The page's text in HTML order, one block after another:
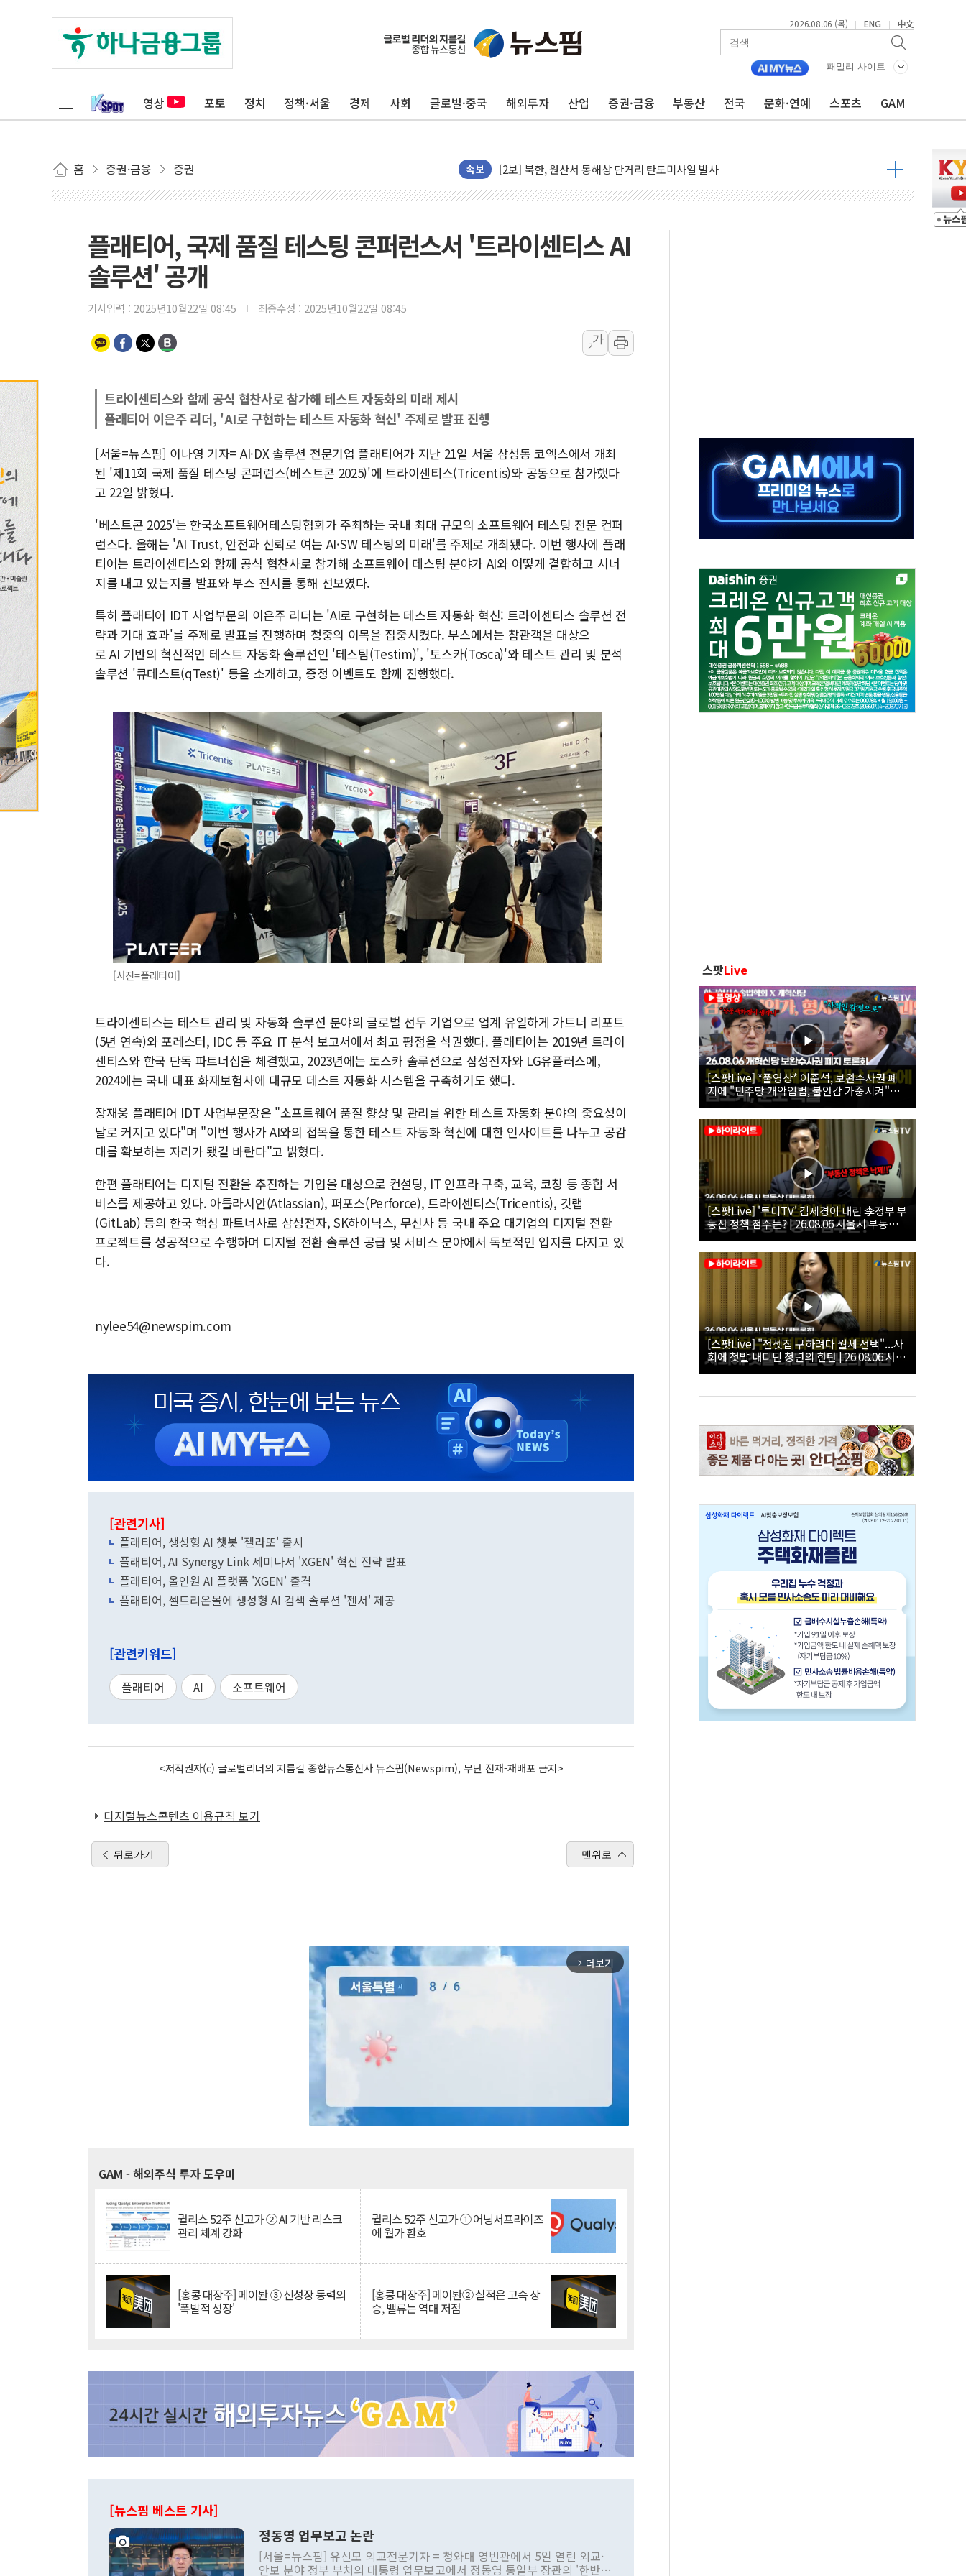
2026.08.06 (목) | ENG | 中文
패밀리 사이트
영상 포토 정치 정책·서울 경제 사회 글로벌·중국 해외투자 산업 증권·금융 부동산 전국 문화·연예 스포츠 GAM
홈 증권·금융 증권 속보
[코인 시황] 비트코인, ETF 자금 유입에도 박스권…美 암호화폐 법안 처리 여부도 변수
[르포] 39도 폭염 속 잠실 개표소 시위 '62일째'..."대부분 여기서 상주"
빚투·레버리지 줄었지만, 반도체 두 종목에 코스피 '휘청'
양주 가전제품 창고서 화재…차량 3대·건물 1동 전소
종로·중구 오피스 78%가 준공 10년 이상…리뉴얼이 경쟁력 가른다
법원, '관저 이전 봐주기 감사' 유병호 구속적부심 기각
우크라, 러 탄도미사일 공격에 속수무책… 패트리엇 미사일 지원, 작년의 3분의 1
"5.18은 북한 지령" 설교한 목사 불구속 송치
개혁신당 "민주, '盧 수사' 악연으로 형사사법 틀 바꿔…국민 불안감 가중"
CJ온스타일, 2분기 영업익 260억원…전년 比 21.2%↑
[IPO] 니어스랩 "피지컬 AI 자율비행 기술로 글로벌 방산 시장 공략"
플래티어, 국제 품질 테스팅 콘퍼런스서 '트라이센티스 AI
솔루션' 공개
기사입력 : 2025년10월22일 08:45 최종수정 : 2025년10월22일 08:45
가
가
트라이센티스와 함께 공식 협찬사로 참가해 테스트 자동화의 미래 제시
플래티어 이은주 리더, 'AI로 구현하는 테스트 자동화 혁신' 주제로 발표 진행
[서울=뉴스핌] 이나영 기자= AI·DX 솔루션 전문기업 플래티어가 지난 21일 서울 삼성동 코엑스에서 개최
된 '제11회 국제 품질 테스팅 콘퍼런스(베스트콘 2025)'에 트라이센티스(Tricentis)와 공동으로 참가했다
고 22일 밝혔다.
'베스트콘 2025'는 한국소프트웨어테스팅협회가 주최하는 국내 최대 규모의 소프트웨어 테스팅 전문 컨퍼
런스다. 올해는 'AI Trust, 안전과 신뢰로 여는 AI·SW 테스팅의 미래'를 주제로 개최됐다. 이번 행사에 플래
티어는 트라이센티스와 함께 공식 협찬사로 참가해 소프트웨어 테스팅 분야가 AI와 어떻게 결합하고 시너
지를 내고 있는지를 발표와 부스 전시를 통해 선보였다.
특히 플래티어 IDT 사업부문의 이은주 리더는 'AI로 구현하는 테스트 자동화 혁신: 트라이센티스 솔루션 전
략과 기대 효과'를 주제로 발표를 진행하며 청중의 이목을 집중시켰다. 부스에서는 참관객을 대상으
로 AI 기반의 혁신적인 테스트 자동화 솔루션인 '테스팀(Testim)', '토스카(Tosca)'와 테스트 관리 및 분석
솔루션 '큐테스트(qTest)' 등을 소개하고, 증정 이벤트도 함께 진행했다.
[사진=플래티어]
트라이센티스는 테스트 관리 및 자동화 솔루션 분야의 글로벌 선두 기업으로 업계 유일하게 가트너 리포트
(5년 연속)와 포레스터, IDC 등 주요 IT 분석 보고서에서 최고 평점을 석권했다. 플래티어는 2019년 트라이
센티스와 한국 단독 파트너십을 체결했고, 2023년에는 토스카 솔루션으로 삼성전자와 LG유플러스에,
2024에는 국내 대표 화재보험사에 대규모 테스트 자동화 시스템을 구축하기도 했다.
장재웅 플래티어 IDT 사업부문장은 "소프트웨어 품질 향상 및 관리를 위한 테스트 자동화 분야의 중요성이
날로 커지고 있다"며 "이번 행사가 AI와의 접목을 통한 테스트 자동화 혁신에 대한 인사이트를 나누고 공감
대를 확보하는 자리가 됐길 바란다"고 밝혔다.
한편 플래티어는 디지털 전환을 추진하는 기업을 대상으로 컨설팅, IT 인프라 구축, 교육, 코칭 등 종합 서
비스를 제공하고 있다. 아틀라시안(Atlassian), 퍼포스(Perforce), 트라이센티스(Tricentis), 깃랩
(GitLab) 등의 한국 핵심 파트너사로 삼성전자, SK하이닉스, 무신사 등 국내 주요 대기업의 디지털 전환
프로젝트를 성공적으로 수행하며 디지털 전환 솔루션 공급 및 서비스 분야에서 독보적인 입지를 다지고 있
다.
nylee54@newspim.com
[관련기사]
플래티어, 생성형 AI 챗봇 '젤라또' 출시
플래티어, AI Synergy Link 세미나서 'XGEN' 혁신 전략 발표
플래티어, 올인원 AI 플랫폼 'XGEN' 출격
플래티어, 셀트리온몰에 생성형 AI 검색 솔루션 '젠서' 제공
[관련키워드]
플래티어 AI 소프트웨어
<저작권자(c) 글로벌리더의 지름길 종합뉴스통신사 뉴스핌(Newspim), 무단 전재-재배포 금지>
디지털뉴스콘텐츠 이용규칙 보기
뒤로가기 맨위로
arrow_forward_ios 더보기
GAM - 해외주식 투자 도우미
퀄리스 52주 신고가 ② AI 기반 리스크
관리 체계 강화
퀄리스 52주 신고가 ① 어닝서프라이즈
에 월가 환호
[홍콩 대장주] 메이퇀 ③ 신성장 동력의
'폭발적 성장'
[홍콩 대장주] 메이퇀② 실적은 고속 상
승, 밸류는 역대 저점
[뉴스핌 베스트 기사]
정동영 업무보고 논란
[서울=뉴스핌] 유신모 외교전문기자 = 청와대 영빈관에서 5일 열린 외교·
안보 분야 정부 부처의 대통령 업무보고에서 정동영 통일부 장관의 '한반도
스팟Live
[스팟Live] *풀영상* 이준석, 보완수사권 폐
지에 "민주당 개악입법, 불안감 가중시켜"｜
26.08.06 개혁신당 보완수사권 폐지 토론회
[스팟Live] '투미TV' 김제경이 내린 李정부 부
동산 정책 점수는? | 26.08.06 서울시 부동산
대토론회
[스팟Live] "전셋집 구하려다 월세 선택"...사
회에 첫발 내디딘 청년의 한탄 | 26.08.06 서울
시 부동산 대토론회